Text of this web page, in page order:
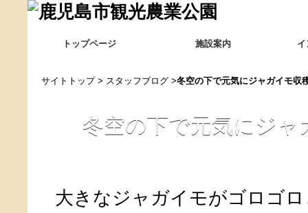
トップページ 施設案内
サイトトップ> スタッフブログ >冬空の下で元気にジャガイモ収
冬空の下で元気にジャ
大きなジャガイモがゴロゴ